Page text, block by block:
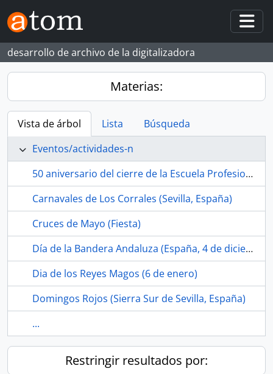
Skip to main content
desarrollo de archivo de la digitalizadora
Materias:
Vista de árbol Lista
Búsqueda
Eventos/actividades-n
50 aniversario del cierre de la Escuela Profesional SAFA de Riotinto (Cuenca minera de Riotinto-Nerva, Huelva, España, 2023-04-15)
Carnavales de Los Corrales (Sevilla, España)
Cruces de Mayo (Fiesta)
Día de la Bandera Andaluza (España, 4 de diciembre)
Dia de los Reyes Magos (6 de enero)
Domingos Rojos (Sierra Sur de Sevilla, España)
...
Restringir resultados por: